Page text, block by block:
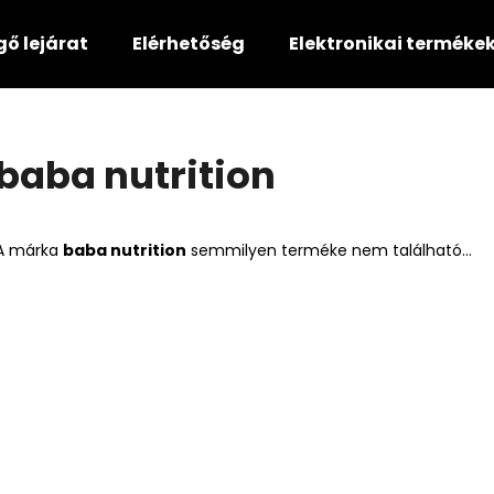
lejárat Elérhetőség Elektronikai
nutrition
márka baba nutrition semmilyen terméke nem található...